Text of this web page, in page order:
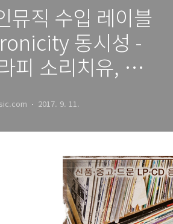
뮤직 수입 레이블
동시성 -
피 소리치유, 요
트라2017. 9. 11.